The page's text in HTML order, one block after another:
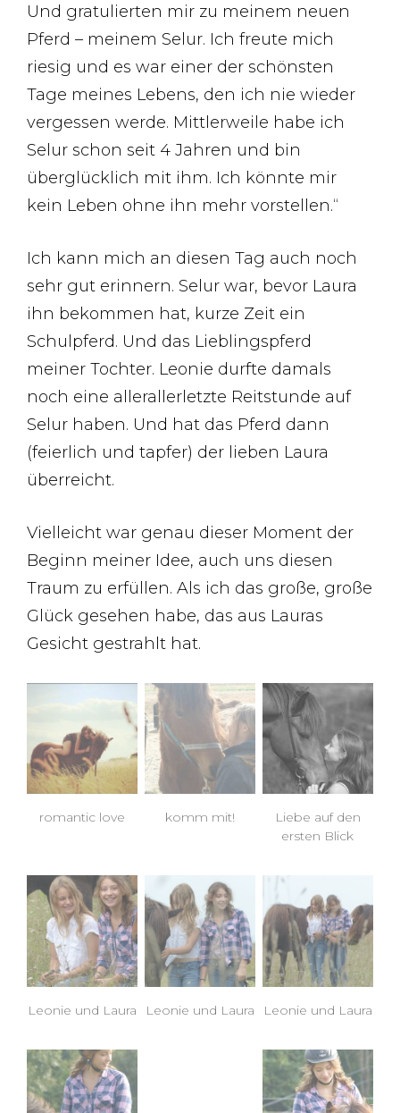
Und gratulierten mir zu meinem neuen
Pferd – meinem Selur. Ich freute mich
riesig und es war einer der schönsten
Tage meines Lebens, den ich nie wieder
vergessen werde. Mittlerweile habe ich
Selur schon seit 4 Jahren und bin
überglücklich mit ihm. Ich könnte mir
kein Leben ohne ihn mehr vorstellen.“
Ich kann mich an diesen Tag auch noch
sehr gut erinnern. Selur war, bevor Laura
ihn bekommen hat, kurze Zeit ein
Schulpferd. Und das Lieblingspferd
meiner Tochter. Leonie durfte damals
noch eine allerallerletzte Reitstunde auf
Selur haben. Und hat das Pferd dann
(feierlich und tapfer) der lieben Laura
überreicht.
Vielleicht war genau dieser Moment der
Beginn meiner Idee, auch uns diesen
Traum zu erfüllen. Als ich das große, große
Glück gesehen habe, das aus Lauras
Gesicht gestrahlt hat.
romantic love komm mit!
Liebe auf den
ersten Blick
Leonie und Laura Leonie und Laura Leonie und Laura